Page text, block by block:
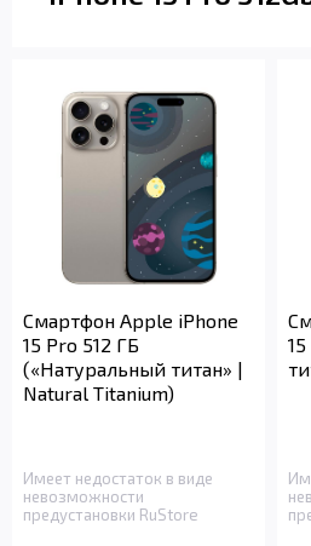
Смартфон Apple iPhone
15 Pro 512 ГБ
(«Натуральный титан» |
Natural Titanium)
Имеет недостаток в виде
невозможности
предустановки RuStore